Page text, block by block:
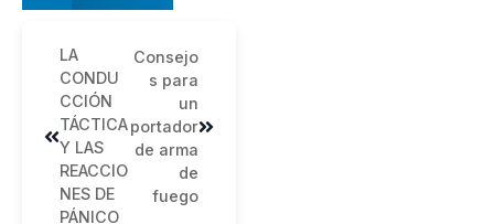
LA
CONDU
CCIÓN
TÁCTICA
Y LAS
REACCIO
NES DE
PÁNICO
Consejo
s para
un
portador
de arma
de
fuego